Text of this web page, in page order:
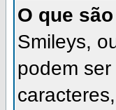
O que são
Smileys,
podem